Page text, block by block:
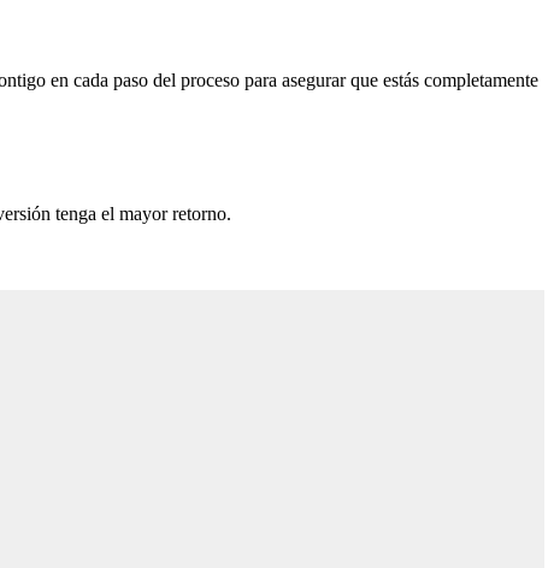
en cada paso del proceso para asegurar que estás completamente
tenga el mayor retorno.